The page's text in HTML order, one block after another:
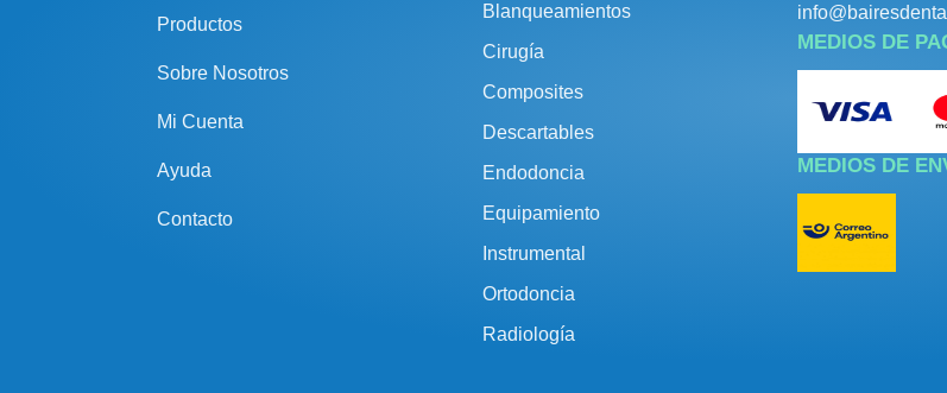
Productos
Sobre Nosotros
Mi Cuenta
Ayuda
Contacto
Blanqueamientos
Cirugía
Composites
Descartables
Endodoncia
Equipamiento
Instrumental
Ortodoncia
Radiología
MEDIOS DE
MEDIOS DE